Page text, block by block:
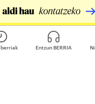
berriak Entzun BERRIA
Egin zure ekarpena